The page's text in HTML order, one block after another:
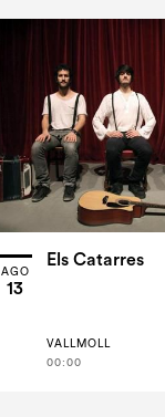
AGO
13
Els Catarres
VALLMOLL
00:00